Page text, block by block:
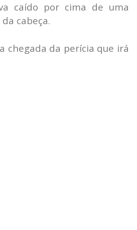
caído por cima de uma
cabeça.
chegada da perícia que irá